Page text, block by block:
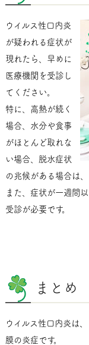
ウイルス性口内炎
が疑われる症状が
現れたら、早めに
医療機関を受診し
てください。
特に、高熱が続く
場合、水分や食事
がほとんど取れな
い場合、脱水症状
の兆候がある場合は
また、症状が一週間
受診が必要です。
まとめ
ウイルス性口内炎は
膜の炎症です。